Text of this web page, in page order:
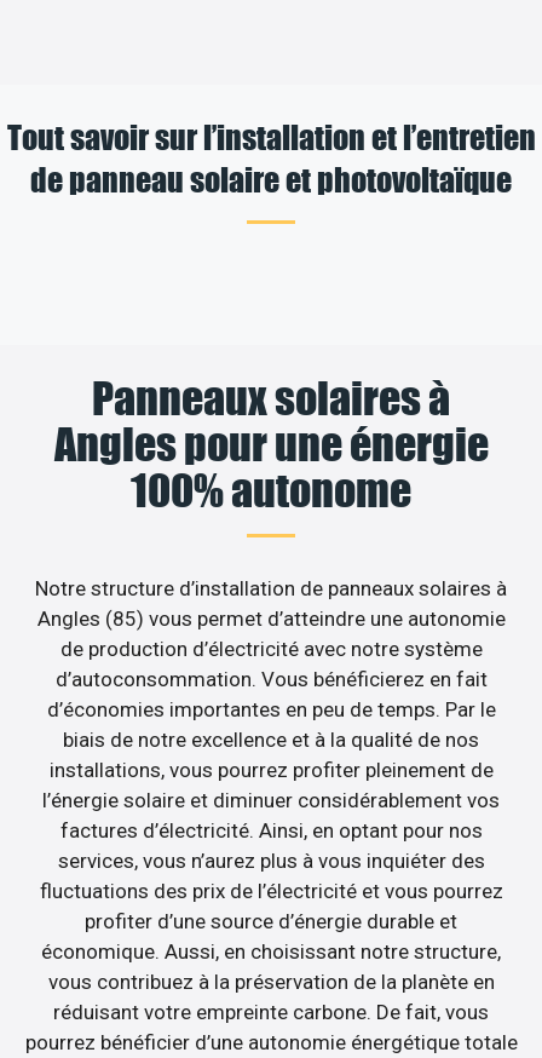
Tout savoir sur l’installation et l’entretien
de panneau solaire et photovoltaïque
Panneaux solaires à
Angles pour une énergie
100% autonome
Notre structure d’installation de panneaux solaires à
Angles (85) vous permet d’atteindre une autonomie
de production d’électricité avec notre système
d’autoconsommation. Vous bénéficierez en fait
d’économies importantes en peu de temps. Par le
biais de notre excellence et à la qualité de nos
installations, vous pourrez profiter pleinement de
l’énergie solaire et diminuer considérablement vos
factures d’électricité. Ainsi, en optant pour nos
services, vous n’aurez plus à vous inquiéter des
fluctuations des prix de l’électricité et vous pourrez
profiter d’une source d’énergie durable et
économique. Aussi, en choisissant notre structure,
vous contribuez à la préservation de la planète en
réduisant votre empreinte carbone. De fait, vous
pourrez bénéficier d’une autonomie énergétique totale